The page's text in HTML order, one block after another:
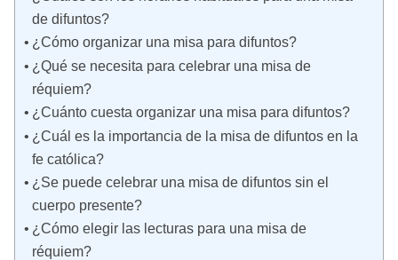
de difuntos?
¿Cómo organizar una misa para difuntos?
¿Qué se necesita para celebrar una misa de
réquiem?
¿Cuánto cuesta organizar una misa para difuntos?
¿Cuál es la importancia de la misa de difuntos en la
fe católica?
¿Se puede celebrar una misa de difuntos sin el
cuerpo presente?
¿Cómo elegir las lecturas para una misa de
réquiem?